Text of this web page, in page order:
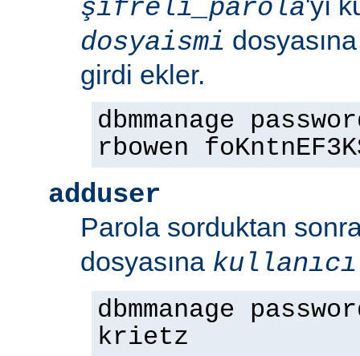
şifreli_parola
dosyaismi
girdi ekler.
dbmmanage
rbowen
adduser
Parola sorduktan
dosyasına kullanıcı
dbmmanage
krietz